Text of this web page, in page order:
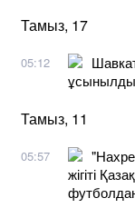
Тамыз, 17
05:12
ұсынылды
Тамыз, 11
05:57
жігіті